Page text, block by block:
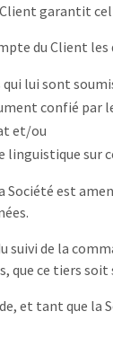
garantit
du Client
lui sont
confié par
et/ou
sur
est
suivi de la
ce tiers soit
et tant que la